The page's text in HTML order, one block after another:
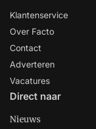
Klantenservice
Over Facto
Contact
Adverteren
Vacatures
Direct naar
Nieuws